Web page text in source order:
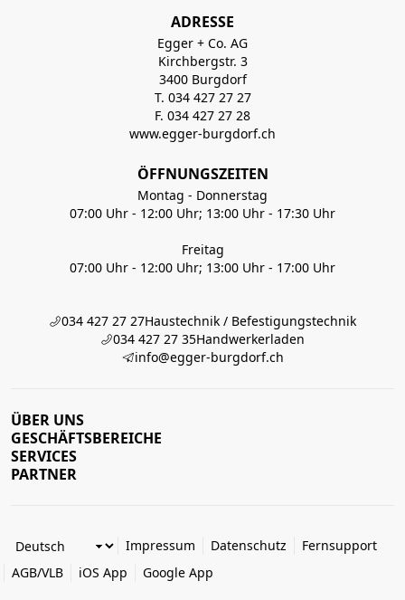
ADRESSE
Egger + Co. AG
Kirchbergstr. 3
3400 Burgdorf
T. 034 427 27 27
F. 034 427 27 28
www.egger-burgdorf.ch
ÖFFNUNGSZEITEN
Montag - Donnerstag
07:00 Uhr - 12:00 Uhr; 13:00 Uhr - 17:30 Uhr
Freitag
07:00 Uhr - 12:00 Uhr; 13:00 Uhr - 17:00 Uhr
034 427 27 27Haustechnik / Befestigungstechnik
034 427 27 35Handwerkerladen
info@egger-burgdorf.ch
ÜBER UNS
GESCHÄFTSBEREICHE
SERVICES
PARTNER
Impressum Datenschutz
Fernsupport
AGB/VLB
iOS App Google App